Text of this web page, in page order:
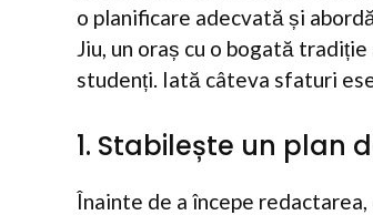
o planificare adecvată și
Jiu, un oraș cu o bogată
studenți. Iată câteva sfaturi
1. Stabilește un plan
Înainte de a începe